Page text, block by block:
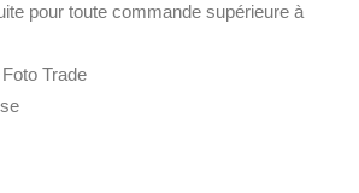
pour toute commande supérieure à
Trade